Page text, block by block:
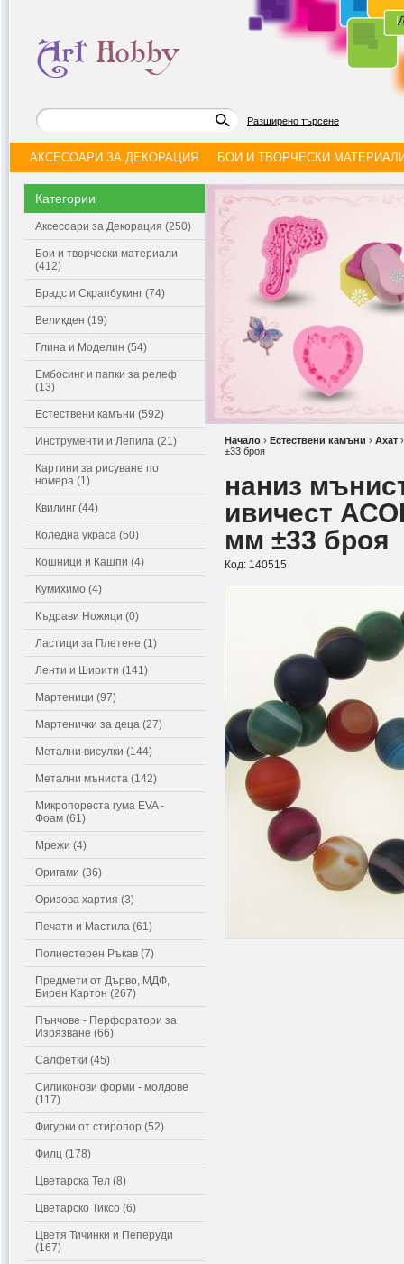
|
Разширено търсене
АКСЕСОАРИ ЗА ДЕКОРАЦИЯ БОИ И ТВОРЧЕСКИ
Категории
Аксесоари за Декорация (250)
Бои и творчески материали
(412)
Брадс и Скрапбукинг (74)
Великден (19)
Глина и Моделин (54)
Ембосинг и папки за релеф
(13)
Естествени камъни (592)
Инструменти и Лепила (21)
Картини за рисуване по
номера (1)
Квилинг (44)
Коледна украса (50)
Кошници и Кашпи (4)
Кумихимо (4)
Къдрави Ножици (0)
Ластици за Плетене (1)
Ленти и Ширити (141)
Мартеници (97)
Мартенички за деца (27)
Метални висулки (144)
Метални мъниста (142)
Микропореста гума EVA -
Фоам (61)
Мрежи (4)
Оригами (36)
Оризова хартия (3)
Печати и Мастила (61)
Полиестерен Ръкав (7)
Предмети от Дърво, МДФ,
Бирен Картон (267)
Пънчове - Перфоратори за
Изрязване (66)
Салфетки (45)
Силиконови форми - молдове
(117)
Фигурки от стиропор (52)
Филц (178)
Цветарска Тел (8)
Цветарско Тиксо (6)
Цветя Тичинки и Пеперуди
(167)
Начало › Естествени камъни › Ахат
±33 броя
наниз
ивичест
мм ±33 броя
Код: 140515